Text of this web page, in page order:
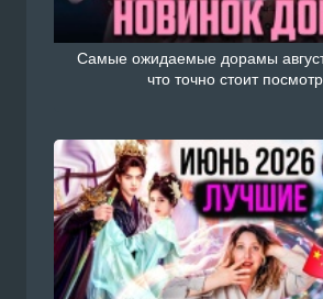
Самые ожидаемые дорамы
что точно стоит